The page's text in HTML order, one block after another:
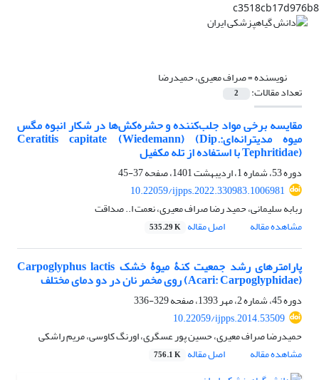
c3518cb17d976b8
نویسنده =صراف معیری، حمیدرضا
تعداد مقالات: 2
مقایسه برخی مواد جلب‌کننده و حشره‌کش‌ها در شکار انبوه مگس
میوه مدیترانه‌ایCeratitis capitate (Wiedemann) (Dip.:
Tephritidae) با استفاده از تله‌ مکفیل
دوره 53، شماره 1، اردیبهشت 1401، صفحه
37-45
10.22059/ijpps.2022.330983.1006981
ربابه سلیمانی، حمید رضا صراف معیری، نعمت ا.. صداقت
مشاهده مقاله
اصل مقاله 535.29 K
پارامترهای رشد جمعیت کنۀ میوۀ خشک Carpoglyphus lactis
(Acari: Carpoglyphidae) روی مخمر نان در دو دمای مختلف
دوره 45، شماره 2، مهر 1393، صفحه
329-336
10.22059/ijpps.2014.53509
حمیدرضا صراف معیری، حسین پور عسگری، اورنگ کاوسی، مریم راشکی
مشاهده مقاله
اصل مقاله 756.1 K